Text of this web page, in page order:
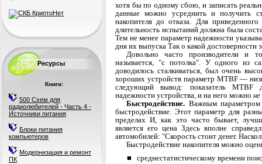
Ресурсы
Книги:
500 Схем для
радиолюбителей - Часть 4 -
Источники питания
Блоки питания
компьютеров
Модернизация и ремонт
ПК
хотя бы по одному сбою, и записать
дан­ные можно усреднить и получить
накопителя до отказа. Для
длительность испытаний должна была
Тем не менее параметр на­дежности
дня их выпуска Так о какой достоверности
Довольно часто производители и
называется, "с потолка". У одного из
доводилось сталкиваться, был очень
хороших устройств параметр MTBF —
следующий вывод: показатель MTBF
надежности устройства, и на него можно
Быстродействие. Важным параметром
быст­родействие. Этот параметр для
пределах И, как это часто бывает,
является его цена Здесь вполне
автомобилей: "Скорость стоит денег.
Быстродействие накопителя можно
■ среднестатистическому времени